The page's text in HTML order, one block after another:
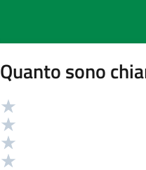
Quanto sono
Valutazione